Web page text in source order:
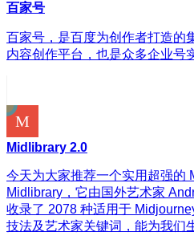
百家号
百家号，是百度为创作者打造的
内容创作平台，也是众多企业号
Midlibrary 2.0
今天为大家推荐一个实用超强的
Midlibrary，它由国外艺术家
收录了 2078 种适用于
技法及艺术家关键词，能为我们